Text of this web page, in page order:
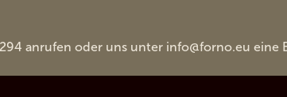
anrufen oder uns unter info@forno.eu eine